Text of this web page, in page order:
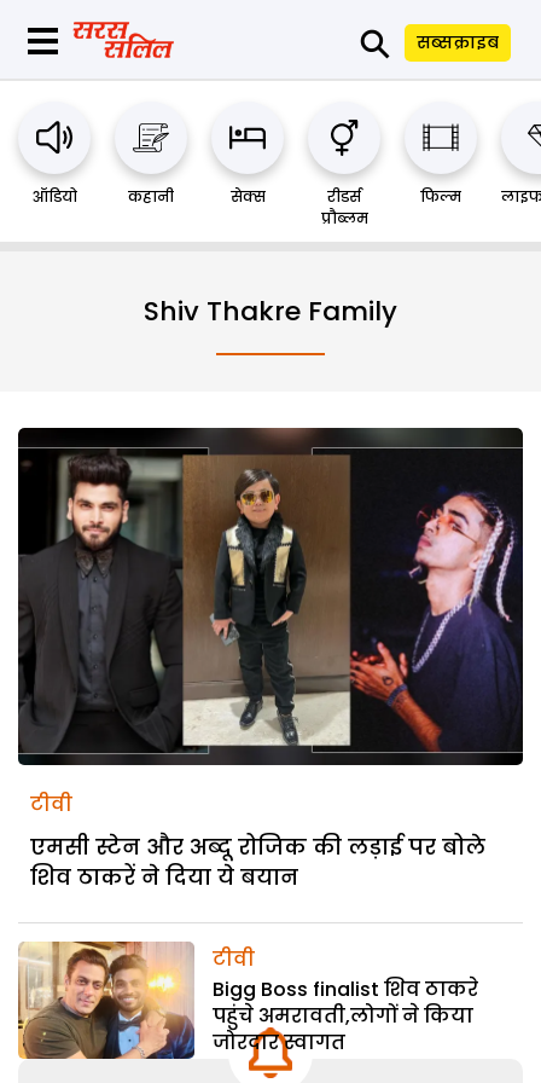
⚲ सब्सक्राइब
ऑडियो कहानी सेक्स
रीडर्स
प्रौब्लम
फिल्म
Shiv Thakre Family
टीवी
एमसी स्टेन और अब्दू रोजिक की लड़ाई पर बोले
शिव ठाकरें ने दिया ये बयान
टीवी
Bigg Boss finalist शिव ठाकरे
पहुंचे अमरावती,लोगों ने किया
जोरदार स्वागत